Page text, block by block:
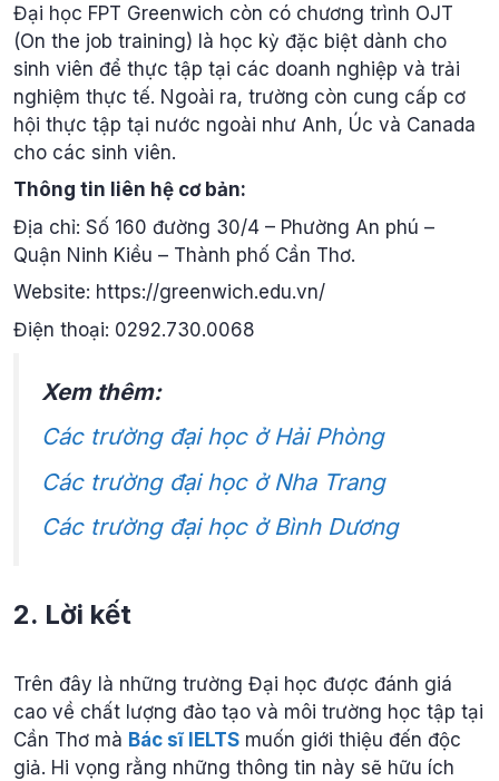
Đại học FPT Greenwich còn có chương trình OJT
(On the job training) là học kỳ đặc biệt dành cho
sinh viên để thực tập tại các doanh nghiệp và trải
nghiệm thực tế. Ngoài ra, trường còn cung cấp cơ
hội thực tập tại nước ngoài như Anh, Úc và Canada
cho các sinh viên.
Thông tin liên hệ cơ bản:
Địa chỉ: Số 160 đường 30/4 – Phường An phú –
Quận Ninh Kiều – Thành phố Cần Thơ.
Website: https://greenwich.edu.vn/
Điện thoại: 0292.730.0068
Xem thêm:
Các trường đại học ở Hải Phòng
Các trường đại học ở Nha Trang
Các trường đại học ở Bình Dương
2. Lời kết
Trên đây là những trường Đại học được đánh giá
cao về chất lượng đào tạo và môi trường học tập tại
Cần Thơ mà Bác sĩ IELTS muốn giới thiệu đến độc
giả. Hi vọng rằng những thông tin này sẽ hữu ích